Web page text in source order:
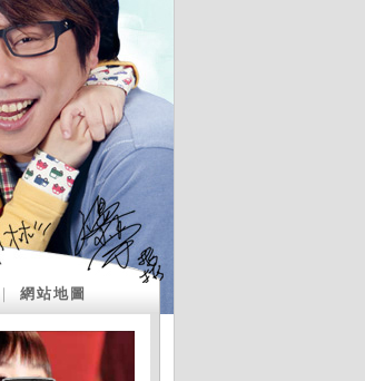
網站地圖